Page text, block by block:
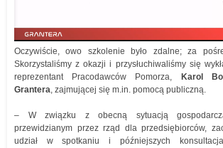
Oczywiście, owo szkolenie było zdalne; za
Skorzystaliśmy z okazji i przysłuchiwaliśmy się
reprezentant Pracodawców Pomorza,
Karol
Grantera, zajmującej się m.in. pomocą publiczną.
– W związku z obecną sytuacją
przewidzianym przez rząd dla przedsiębiorców,
udział w spotkaniu i późniejszych